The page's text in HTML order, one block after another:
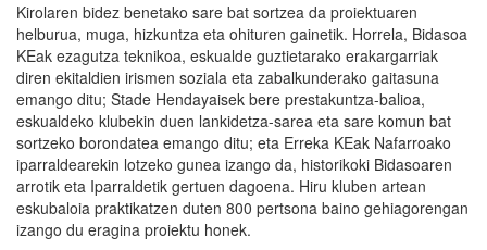
Kirolaren bidez benetako sare bat sortzea da proiektuaren
helburua, muga, hizkuntza eta ohituren gainetik. Horrela, Bidasoa
KEak ezagutza teknikoa, eskualde guztietarako erakargarriak
diren ekitaldien irismen soziala eta zabalkunderako gaitasuna
emango ditu; Stade Hendayaisek bere prestakuntza-balioa,
eskualdeko klubekin duen lankidetza-sarea eta sare komun bat
sortzeko borondatea emango ditu; eta Erreka KEak Nafarroako
iparraldearekin lotzeko gunea izango da, historikoki Bidasoaren
arrotik eta Iparraldetik gertuen dagoena. Hiru kluben artean
eskubaloia praktikatzen duten 800 pertsona baino gehiagorengan
izango du eragina proiektu honek.